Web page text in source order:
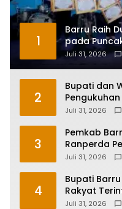
1
Barru Raih
pada
Sulawesi
Juli 31, 2026
2
Bupati dan
Capaian
Juli 31, 2026
3
Pemkab
Ranperda
2025,
Juli 31, 2026
4
Bupati Barru
Rakyat
Kunci Masa
Juli 31, 2026